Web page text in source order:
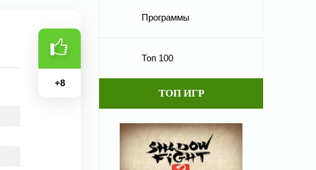
+8
Программы
Топ 100
ТОП ИГР